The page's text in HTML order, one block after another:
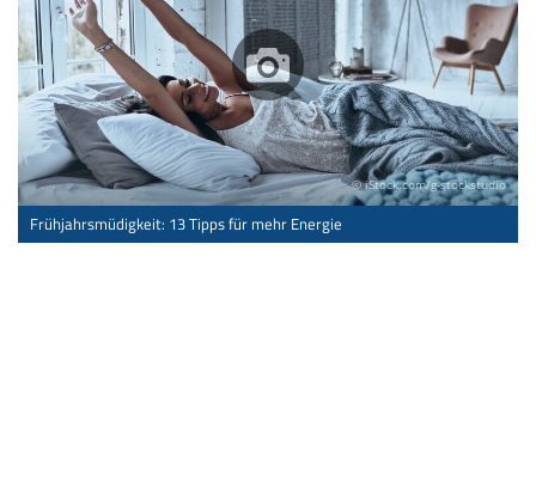
© iStock.com/g-stockstudio
Frühjahrsmüdigkeit: 13 Tipps für mehr Energie